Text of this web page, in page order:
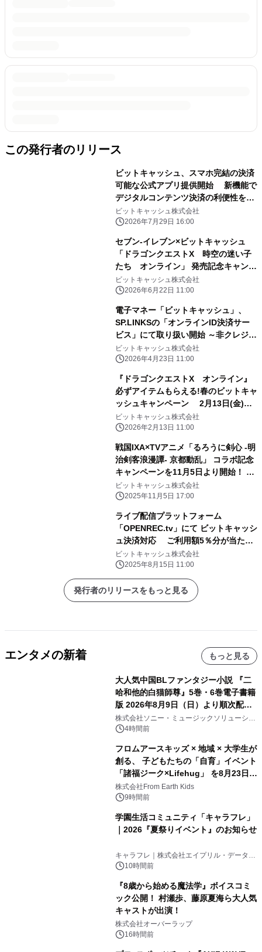
この発行者のリリース
ビットキャッシュ、スマホ完結の決済
可能な公式アプリ提供開始 新機能で
デジタルコンテンツ決済の利便性を大
幅向上
ビットキャッシュ株式会社
2026年7月29日 16:00
セブン‐イレブン×ビットキャッシュ
「ドラゴンクエストX 時空の迷い子
たち オンライン」 発売記念キャンペ
ーンがスタート！
ビットキャッシュ株式会社
2026年6月22日 11:00
電子マネー「ビットキャッシュ」、
SP.LINKSの「オンラインID決済サー
ビス」にて取り扱い開始 ～非クレジッ
トカード・現金派・匿名ニーズに対応
し、 オンライン事業者の機会損失を最
ビットキャッシュ株式会社
2026年4月23日 11:00
『ドラゴンクエストX オンライン』
必ずアイテムもらえる!春のビットキャ
ッシュキャンペーン 2月13日(金)よ
りスタート!
ビットキャッシュ株式会社
2026年2月13日 11:00
戦国IXA×TVアニメ「るろうに剣心 -明
治剣客浪漫譚- 京都動乱」 コラボ記念
キャンペーンを11月5日より開始！ ビ
ットキャッシュのご利用でスピードく
じがもれなくもらえる！
ビットキャッシュ株式会社
2025年11月5日 17:00
ライブ配信プラットフォーム
「OPENREC.tv」にて ビットキャッシ
ュ決済対応 ご利用額5％分が当たる
導入記念キャンペーンを開始
ビットキャッシュ株式会社
2025年8月15日 11:00
発行者のリリースをもっと見る
エンタメの新着 もっと見る
大人気中国BLファンタジー小説 『二
哈和他的白猫師尊』5巻・6巻電子書籍
版 2026年8月9日（日）より順次配信
開始
株式会社ソニー・ミュージックソリューショ
ンズ4時間前
フロムアースキッズ × 地域 × 大学生が
創る、 子どもたちの「自育」イベント
「諸福ジーク×Lifehug」 を8月23日
(日)開催
株式会社From Earth Kids
9時間前
学園生活コミュニティ「キャラフレ」
｜2026『夏祭りイベント』のお知らせ
キャラフレ｜株式会社エイプリル・データ・
デザインズ
10時間前
『8歳から始める魔法学』ボイスコミ
ック公開！ 村瀬歩、藤原夏海ら大人気
キャストが出演！
株式会社オーバーラップ
16時間前